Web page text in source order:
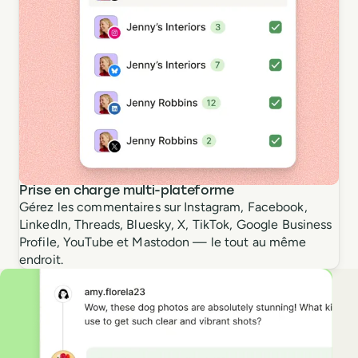
Prise en charge multi-plateforme
Gérez les commentaires sur Instagram, Facebook,
LinkedIn, Threads, Bluesky, X, TikTok, Google Business
Profile, YouTube et Mastodon — le tout au même
endroit.